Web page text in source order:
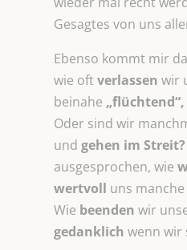
Gesagtes von uns
Ebenso kommt mir
wie oftverlassen wir
beinahe
Oder sind wir
und gehen im Streit?
ausgesprochen, wie
wertvoll uns
Wie beenden wir
gedanklich wenn wir